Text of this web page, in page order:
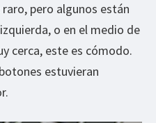
pero algunos están
o en el medio de
cerca, este es cómodo.
estuvieran